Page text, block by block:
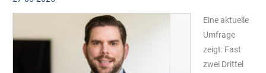
Eine aktuelle
Umfrage
zeigt: Fast
zwei Drittel